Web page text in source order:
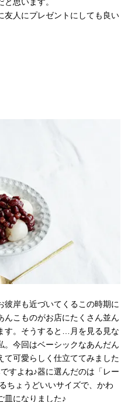
友人にプレゼントにしても良い
彼岸も近づいてくるこの時期に
んこものがお店にたくさん並ん
す。そうすると…月を見る見な
。今回はベーシックなあんだん
て可愛らしく仕立ててみました
すよね♪器に選んだのは「レー
ちょうどいいサイズで、かわ
皿になりました♪